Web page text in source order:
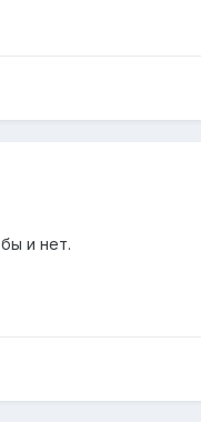
и нет.